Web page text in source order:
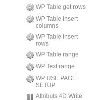
WP Table get rows
WP Table insert
columns
WP Table insert
rows
WP Table range
WP Text range
WP USE PAGE
SETUP
Attributs 4D Write